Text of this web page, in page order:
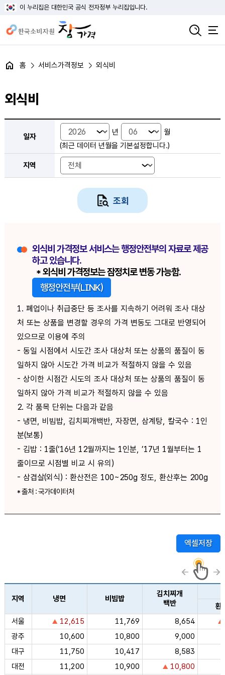
이 누리집은 대한민국 공식 전자정부 누리집입니다.
홈 서비스가격정보 외식비
외식비
일자 년
월
(최근 데이터 년월을 기본설정합니다.)
지역
조회
외식비 가격정보 서비스는 행정안전부의 자료로 제공
하고 있습니다.
* 외식비 가격정보는 잠정치로 변동 가능함.
행정안전부(LINK)
1. 폐업이나 취급중단 등 조사를 지속하기 어려워 조사 대상
처 또는 상품을 변경할 경우의 가격 변동도 그대로 반영되어
있으므로 이용에 주의
- 동일 시점에서 시도간 조사 대상처 또는 상품의 품질이 동
일하지 않아 시도간 가격 비교가 적절하지 않을 수 있음
- 상이한 시점간 시도의 조사 대상처 또는 상품의 품질이 동
일하지 않아 가격 비교가 적절하지 않을 수 있음
2. 각 품목 단위는 다음과 같음
- 냉면, 비빔밥, 김치찌개백반, 자장면, 삼계탕, 칼국수 : 1인
분(보통)
- 김밥 : 1줄(‘16년 12월까지는 1인분, ’17년 1월부터는 1
줄이므로 시점별 비교 시 유의)
- 삼겹살(외식) : 환산전은 100~250g 정도, 환산후는 200g
* 출처 : 국가데이터처
엑셀저장
지역 냉면 비빔밥
김치찌개
백반
환
서울
12,615 11,769
8,654
광주
10,600 10,800
9,000
대구
11,750 10,417
8,583
대전
11,200 10,900 10,800